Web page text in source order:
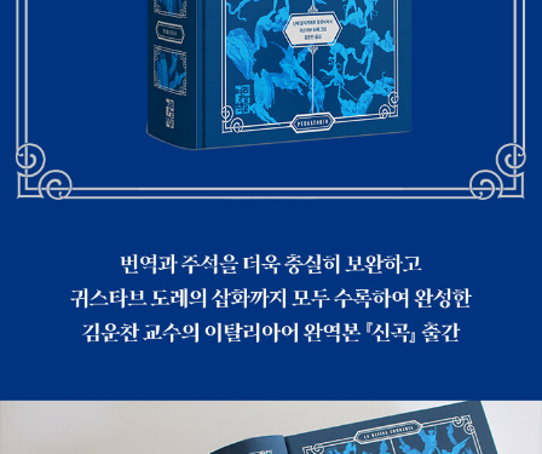
도한다. 베아트리체를 상기시키는 말에 용기를 내어 단테는 불 속
으로 뛰어든다. 그리고 암벽 사이의 계단을 오르다가 잠을 자고,
세 시인은 마침내 지상 천국으로 올라간다. 에덴동산처럼 아름다
운 낙원을 거닐던 단테는 아름다운 여인 마텔다를 따라가 레테강
의 맞은편에 일곱 개의 촛대를 선두로, 스물네 명의 장로와 네 마
리 짐승의 호위를 받으면서 그리프스가 끄는 수레, 춤추는 여인
맞추어 천사들이 꽃을 뿌리는 가운데 베아트리체가 내려오고, 베
르길리우스는 사라진다. 베아트리체는 단테에게 오랫동안 올바
른 길을 벗어난 것에 대해 엄하게 꾸짖고, 단테는 부끄러움에 눈
씻게 한다. 베아트리체는 일곱 여인을 앞세우고 단테와 스타티우
스, 마텔다와 함께 가면서 단테에게 앞날에 대한 예언들을 들려준